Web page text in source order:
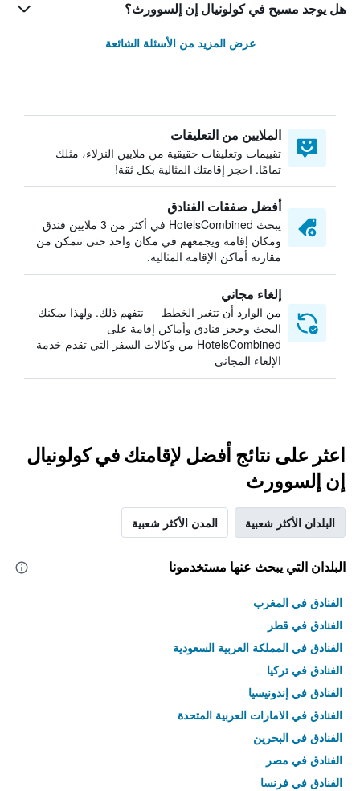
هل يوجد مسبح في كولونيال إن إلسوورث؟
عرض المزيد من الأسئلة الشائعة
الملايين من التعليقات
تقييمات وتعليقات حقيقية من ملايين النزلاء، مثلك
تمامًا. احجز إقامتك المثالية بكل ثقة!
أفضل صفقات الفنادق
يبحث HotelsCombined في أكثر من 3 ملايين فندق
ومكان إقامة ويجمعهم في مكان واحد حتى تتمكن من
مقارنة أماكن الإقامة المثالية.
إلغاء مجاني
من الوارد أن تتغير الخطط — نتفهم ذلك. ولهذا يمكنك
البحث وحجز فنادق وأماكن إقامة على
HotelsCombined من وكالات السفر التي تقدم خدمة
الإلغاء المجاني
اعثر على نتائج أفضل لإقامتك في كولونيال
إن إلسوورث
البلدان الأكثر شعبية المدن الأكثر شعبية
البلدان التي يبحث عنها مستخدمونا
الفنادق في المغرب
الفنادق في قطر
الفنادق في المملكة العربية السعودية
الفنادق في تركيا
الفنادق في إندونيسيا
الفنادق في الامارات العربية المتحدة
الفنادق في البحرين
الفنادق في مصر
الفنادق في فرنسا